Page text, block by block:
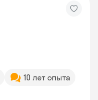
10 лет опыта